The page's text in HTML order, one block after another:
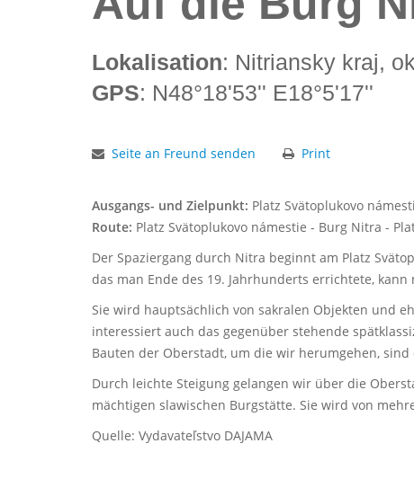
Lokalisation: Nitriansky kraj,
GPS: N48°18'53'' E18°5'17''
Seite an Freund senden Print
Ausgangs- und Zielpunkt: Platz Svätoplukovo
Route: Platz Svätoplukovo námestie - Burg Nitra -
Der Spaziergang durch Nitra beginnt am Platz
das man Ende des 19. Jahrhunderts errichtete,
Sie wird hauptsächlich von sakralen Objekten und
interessiert auch das gegenüber stehende
Bauten der Oberstadt, um die wir herumgehen, sind
Durch leichte Steigung gelangen wir über die
mächtigen slawischen Burgstätte. Sie wird von
Quelle: Vydavateľstvo DAJAMA